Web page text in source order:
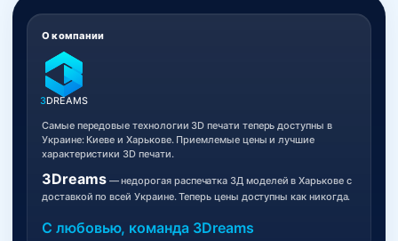
О компании
3DREAMS
Самые передовые технологии 3D печати теперь доступны в
Украине: Киеве и Харькове. Приемлемые цены и лучшие
характеристики 3D печати.
3Dreams— недорогая распечатка 3Д моделей в Харькове с
доставкой по всей Украине. Теперь цены доступны как никогда.
С любовью, команда 3Dreams